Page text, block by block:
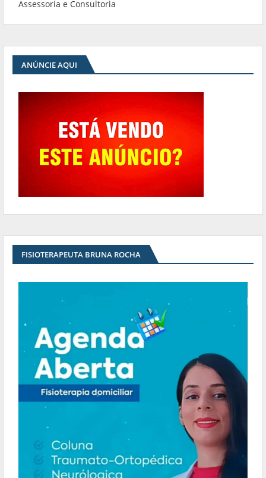
Assessoria e Consultoria
ANÚNCIE AQUI
FISIOTERAPEUTA BRUNA ROCHA